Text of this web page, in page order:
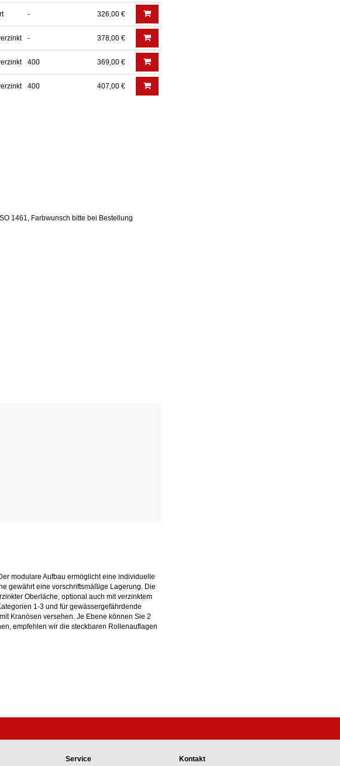
- 326,00 €
- 378,00 €
400 369,00 €
400 407,00 €
1461, Farbwunsch bitte bei Bestellung
modulare Aufbau ermöglicht eine individuelle
gewährt eine vorschriftsmäßige Lagerung. Die
Oberläche, optional auch mit verzinktem
1-3 und für gewässergefährdende
Kranösen versehen. Je Ebene können Sie 2
empfehlen wir die steckbaren Rollenauflagen
Service Kontakt